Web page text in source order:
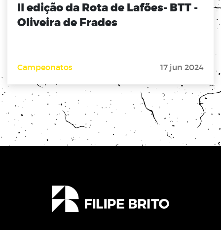
ll edição da Rota de Lafões- BTT -
Oliveira de Frades
Campeonatos 17 jun 2024